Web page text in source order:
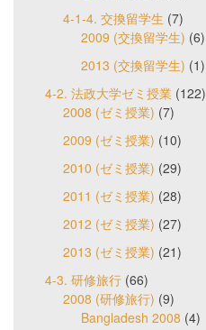
4-1-4. 交換留学生 (7)
2009 (交換留学生) (6)
2013 (交換留学生) (1)
4-2. 法政大学ゼミ授業 (122)
2008 (ゼミ授業) (7)
2009 (ゼミ授業) (10)
2010 (ゼミ授業) (29)
2011 (ゼミ授業) (28)
2012 (ゼミ授業) (27)
2013 (ゼミ授業) (21)
4-3. 研修旅行 (66)
2008 (研修旅行) (9)
Bangladesh 2008 (4)